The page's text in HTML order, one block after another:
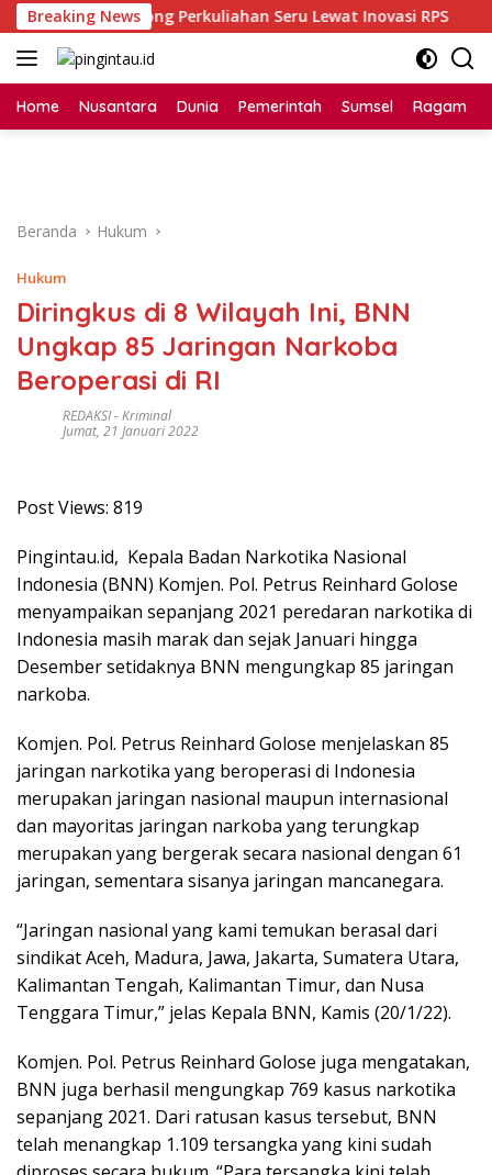
Langsung
ke
konten
Breaking News
Unsri Dorong Perkuliahan Seru Lewat Inovasi RPS
Home Nusantara Dunia Pemerintah Sumsel Ragam
Beranda Hukum
Hukum
Diringkus di 8 Wilayah Ini, BNN
Ungkap 85 Jaringan Narkoba
Beroperasi di RI
REDAKSI-Kriminal
Jumat, 21 Januari 2022
Post Views: 819
Pingintau.id, Kepala Badan Narkotika Nasional
Indonesia (BNN) Komjen. Pol. Petrus Reinhard Golose
menyampaikan sepanjang 2021 peredaran narkotika di
Indonesia masih marak dan sejak Januari hingga
Desember setidaknya BNN mengungkap 85 jaringan
narkoba.
Komjen. Pol. Petrus Reinhard Golose menjelaskan 85
jaringan narkotika yang beroperasi di Indonesia
merupakan jaringan nasional maupun internasional
dan mayoritas jaringan narkoba yang terungkap
merupakan yang bergerak secara nasional dengan 61
jaringan, sementara sisanya jaringan mancanegara.
“Jaringan nasional yang kami temukan berasal dari
sindikat Aceh, Madura, Jawa, Jakarta, Sumatera Utara,
Kalimantan Tengah, Kalimantan Timur, dan Nusa
Tenggara Timur,” jelas Kepala BNN, Kamis (20/1/22).
Komjen. Pol. Petrus Reinhard Golose juga mengatakan,
BNN juga berhasil mengungkap 769 kasus narkotika
sepanjang 2021. Dari ratusan kasus tersebut, BNN
telah menangkap 1.109 tersangka yang kini sudah